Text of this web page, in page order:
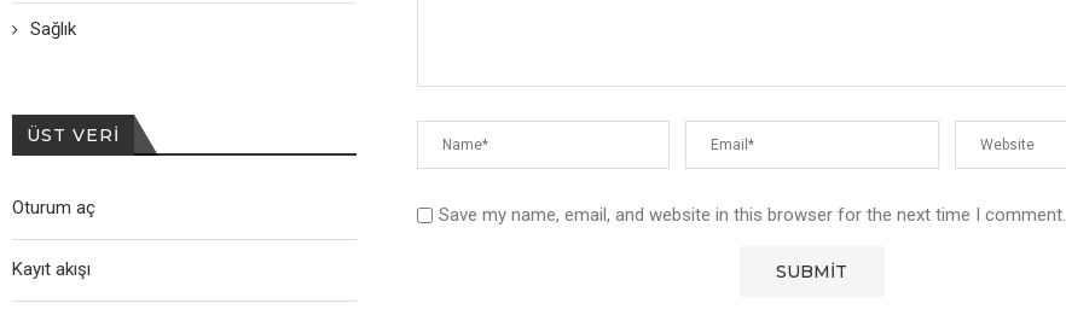
Save my name, email, and website in this browser for the next time I comment.
Sağlık
ÜST VERI
Oturum aç
Kayıt akışı